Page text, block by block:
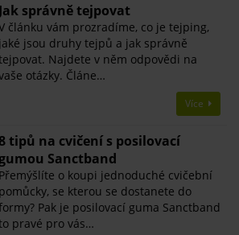
Jak správně tejpovat
článku vám prozradíme, co je tejping,
jaké jsou druhy tejpů a jak správně
Najdete v něm odpovědi na
otázky. Článe…
Více
tipů na cvičení s posilovací
gumou Sanctband
Přemýšlíte o koupi jednoduché cvičební
pomůcky, se kterou se dostanete do
Pak je posilovací guma Sanctband
pravé pro vás…